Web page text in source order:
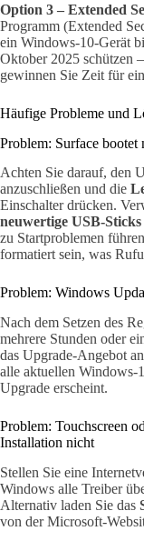
Option 3 – Extended
Programm (Extended
ein Windows-10-Gerät
Oktober 2025 schützen
gewinnen Sie Zeit für
Häufige Probleme und
Problem: Surface
Achten Sie darauf, den
anzuschließen und die
Einschalter drücken.
neuwertige USB-Sticks
zu Startproblemen
formatiert sein, was
Problem: Windows
Nach dem Setzen des
mehrere Stunden oder
das Upgrade-Angebot
alle aktuellen Windows-
Upgrade erscheint.
Problem: Touchscreen
Installation nicht
Stellen Sie eine
Windows alle Treiber
Alternativ laden Sie das
von der Microsoft-